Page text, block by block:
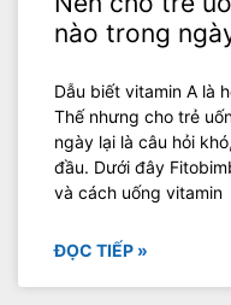
nào trong
Dẫu biết vitamin A là
Thế nhưng cho trẻ
ngày lại là câu hỏi
đầu. Dưới đây
và cách uống vitamin
ĐỌC TIẾP »